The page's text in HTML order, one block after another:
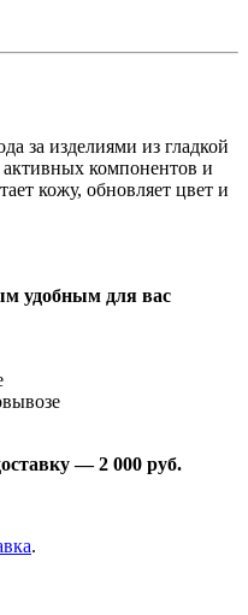
за изделиями из гладкой
компонентов и
кожу, обновляет цвет и
удобным для вас
— 2 000 руб.
.